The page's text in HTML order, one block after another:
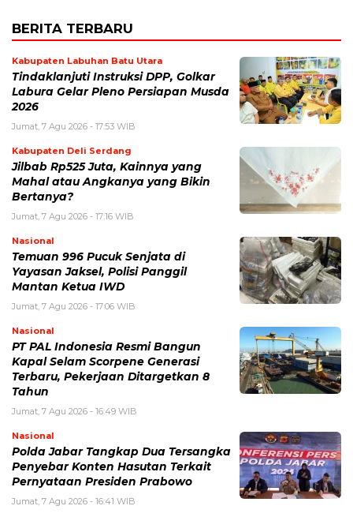
BERITA TERBARU
Kabupaten Labuhan Batu Utara
Tindaklanjuti Instruksi DPP, Golkar
Labura Gelar Pleno Persiapan Musda
2026
Jumat, 7 Agu 2026 - 17:53 WIB
Kabupaten Deli Serdang
Jilbab Rp525 Juta, Kainnya yang
Mahal atau Angkanya yang Bikin
Bertanya?
Jumat, 7 Agu 2026 - 17:16 WIB
Nasional
Temuan 996 Pucuk Senjata di
Yayasan Jaksel, Polisi Panggil
Mantan Ketua IWD
Jumat, 7 Agu 2026 - 17:06 WIB
Nasional
PT PAL Indonesia Resmi Bangun
Kapal Selam Scorpene Generasi
Terbaru, Pekerjaan Ditargetkan 8
Tahun
Jumat, 7 Agu 2026 - 16:49 WIB
Nasional
Polda Jabar Tangkap Dua Tersangka
Penyebar Konten Hasutan Terkait
Pernyataan Presiden Prabowo
Jumat, 7 Agu 2026 - 16:41 WIB